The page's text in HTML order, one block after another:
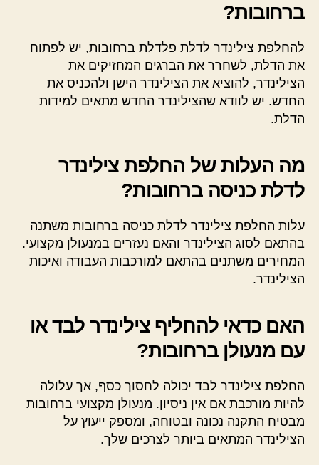
ברחובות?
להחלפת צילינדר לדלת פלדלת ברחובות, יש לפתוח
את הדלת, לשחרר את הברגים המחזיקים את
הצילינדר, להוציא את הצילינדר הישן ולהכניס את
החדש. יש לוודא שהצילינדר החדש מתאים למידות
הדלת.
מה העלות של החלפת צילינדר
לדלת כניסה ברחובות?
עלות החלפת צילינדר לדלת כניסה ברחובות משתנה
בהתאם לסוג הצילינדר והאם נעזרים במנעולן מקצועי.
המחירים משתנים בהתאם למורכבות העבודה ואיכות
הצילינדר.
האם כדאי להחליף צילינדר לבד או
עם מנעולן ברחובות?
החלפת צילינדר לבד יכולה לחסוך כסף, אך עלולה
להיות מורכבת אם אין ניסיון. מנעולן מקצועי ברחובות
מבטיח התקנה נכונה ובטוחה, ומספק ייעוץ על
הצילינדר המתאים ביותר לצרכים שלך.